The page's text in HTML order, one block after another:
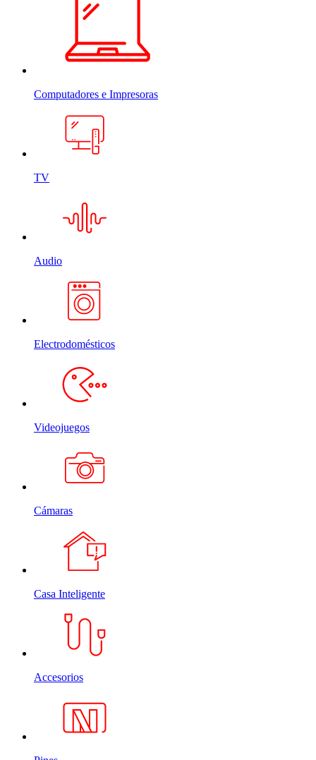
Computadores e Impresoras
TV
Audio
Electrodomésticos
Videojuegos
Cámaras
Casa Inteligente
Accesorios